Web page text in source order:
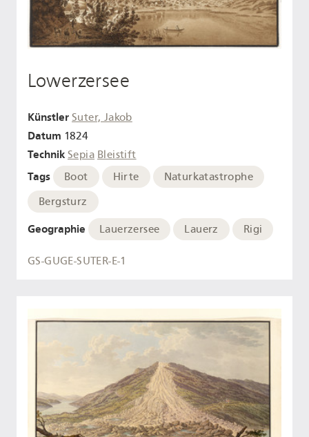
Lowerzersee
Künstler Suter, Jakob
Datum 1824
Technik Sepia Bleistift
Tags Boot Hirte
Naturkatastrophe
Bergsturz
Geographie Lauerzersee Lauerz Rigi
GS-GUGE-SUTER-E-1